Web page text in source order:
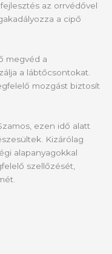
az orrvédővel
a cipő
megvéd a
a lábtőcsontokat.
mozgást biztosít
ezen idő alatt
Kizárólag
alapanyagokkal
szellőzését,